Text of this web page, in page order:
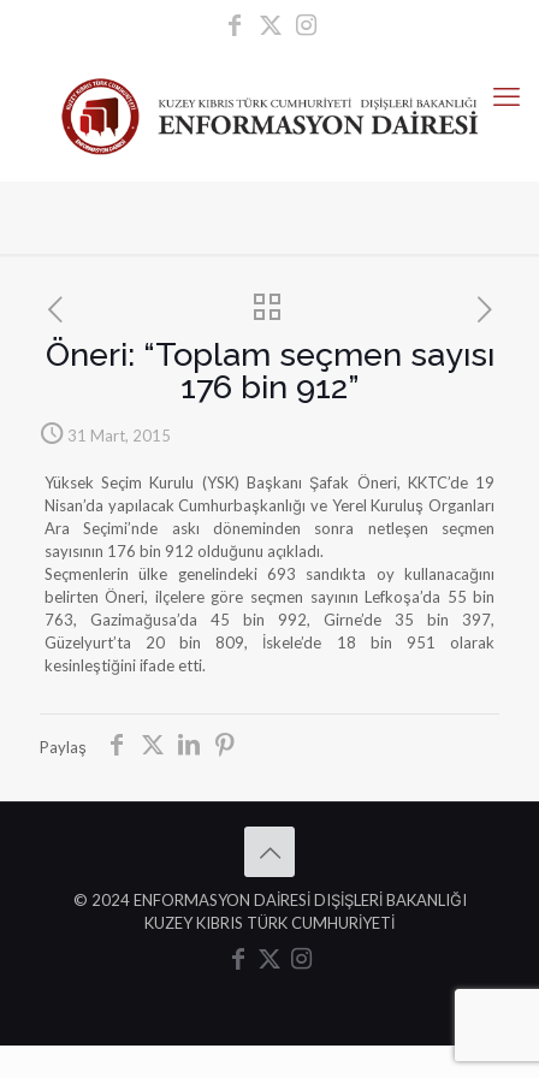
Öneri: “Toplam seçmen sayısı
176 bin 912”
31 Mart, 2015
Yüksek Seçim Kurulu (YSK) Başkanı Şafak Öneri, KKTC’de 19
Nisan’da yapılacak Cumhurbaşkanlığı ve Yerel Kuruluş Organları
Ara Seçimi’nde askı döneminden sonra netleşen seçmen
sayısının 176 bin 912 olduğunu açıkladı.
Seçmenlerin ülke genelindeki 693 sandıkta oy kullanacağını
belirten Öneri, ilçelere göre seçmen sayının Lefkoşa’da 55 bin
763, Gazimağusa’da 45 bin 992, Girne’de 35 bin 397,
Güzelyurt’ta 20 bin 809, İskele’de 18 bin 951 olarak
kesinleştiğini ifade etti.
Paylaş
© 2024 ENFORMASYON DAİRESİ DIŞİŞLERİ BAKANLIĞI
KUZEY KIBRIS TÜRK CUMHURİYETİ